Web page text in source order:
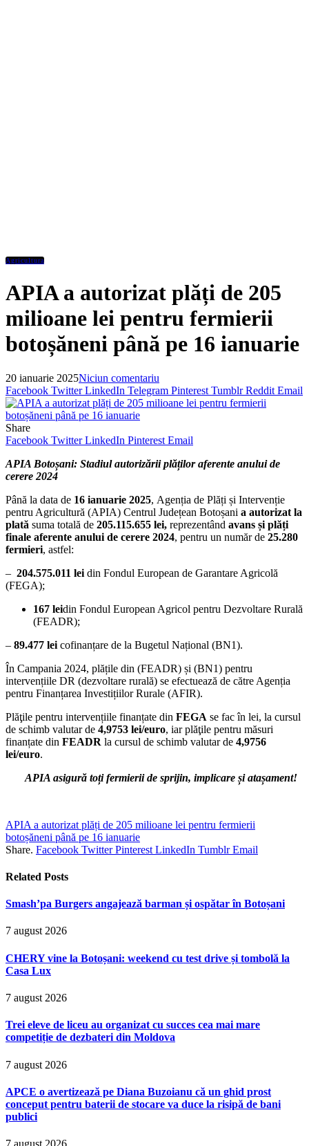
Agricultura
APIA a autorizat plăți de 205
milioane lei pentru fermierii
botoșăneni până pe 16 ianuarie
20 ianuarie 2025Niciun comentariu
Facebook Twitter LinkedIn Telegram Pinterest Tumblr Reddit Email
Share
Facebook Twitter LinkedIn Pinterest Email
APIA Botoșani: Stadiul autorizării plăților aferente anului de
cerere 2024
Până la data de 16 ianuarie 2025, Agenția de Plăți și Intervenție
pentru Agricultură (APIA) Centrul Județean Botoșani a autorizat la
plată suma totală de 205.115.655 lei, reprezentând avans și plăți
finale aferente anului de cerere 2024, pentru un număr de 25.280
fermieri, astfel:
– 204.575.011 lei din Fondul European de Garantare Agricolă
(FEGA);
167 leidin Fondul European Agricol pentru Dezvoltare Rurală
(FEADR);
– 89.477 lei cofinanțare de la Bugetul Național (BN1).
În Campania 2024, plățile din (FEADR) și (BN1) pentru
intervențiile DR (dezvoltare rurală) se efectuează de către Agenția
pentru Finanțarea Investițiilor Rurale (AFIR).
Plăţile pentru intervențiile finanțate din FEGA se fac în lei, la cursul
de schimb valutar de 4,9753 lei/euro, iar plăţile pentru măsuri
finanțate din FEADR la cursul de schimb valutar de 4,9756
lei/euro.
APIA asigură toți fermierii de sprijin, implicare și atașament!
APIA a autorizat plăți de 205 milioane lei pentru fermierii
botoșăneni până pe 16 ianuarie
Share. Facebook Twitter Pinterest LinkedIn Tumblr Email
Related Posts
Smash’pa Burgers angajează barman și ospătar în Botoșani
7 august 2026
CHERY vine la Botoșani: weekend cu test drive și tombolă la
Casa Lux
7 august 2026
Trei eleve de liceu au organizat cu succes cea mai mare
competiție de dezbateri din Moldova
7 august 2026
APCE o avertizează pe Diana Buzoianu că un ghid prost
conceput pentru baterii de stocare va duce la risipă de bani
publici
7 august 2026